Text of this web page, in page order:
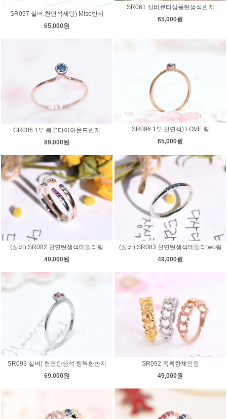
SR097 실버.천연석세팅) Miso반지
65,000원
SR061 실버큐티심플탄생석반지
65,000원
GR006 1부 블루다이아몬드반지
89,000원
SR096 1부 천연석) LOVE 링
65,000원
(실버) SR082 천연탄생석데일리링
49,000원
(실버) SR083 천연탄생석데일리two링
49,000원
SR093 실버) 천연탄생석 행복한반지
69,000원
SR092 독특한체인링
49,000원